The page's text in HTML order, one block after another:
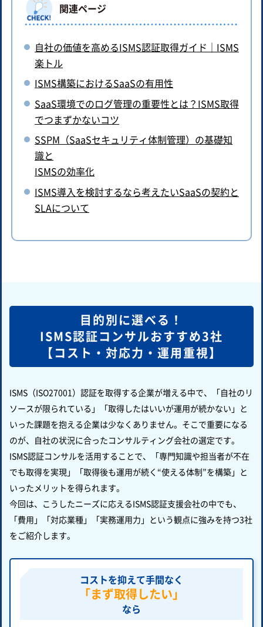
関連ページ
自社の価値を高めるISMS認証取得ガイド｜ISMS
楽トル
ISMS構築におけるSaaSの有用性
SaaS環境でのログ管理の重要性とは？ISMS取得
でつまずかないコツ
SSPM（SaaSセキュリティ体制管理）の基礎知
識と
ISMSの効率化
ISMS導入を検討するなら考えたいSaaSの契約と
SLAについて
目的別に選べる！
ISMS認証コンサルおすすめ3社
【コスト・対応力・運用重視】
ISMS（ISO27001）認証を取得する企業が増える中で、「自社のリ
ソースが限られている」「取得したはいいが運用が続かない」と
いった課題を抱える企業は少なくありません。そこで重要になる
のが、自社の状況に合ったコンサルティング会社の選定です。
ISMS認証コンサルを活用することで、「専門知識や担当者が不在
でも取得を実現」「取得後も運用が続く“使える体制”を構築」と
いったメリットを得られます。
今回は、こうしたニーズに応えるISMS認証支援会社の中でも、
「費用」「対応業種」「実務運用力」という観点に強みを持つ3社
をご紹介します。
コストを抑えて手間なく
「まず取得したい」
なら